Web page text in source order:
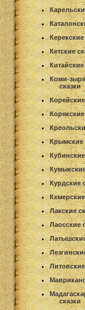
Керекские
Кетские
Китайские
Коми-
сказки
Корякские
Крымские
Курдские
Кхмерские
Лакские
Лаосские
Литовские
сказки